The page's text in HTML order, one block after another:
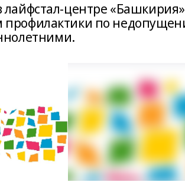
центре «Башкирия»
профилактики по